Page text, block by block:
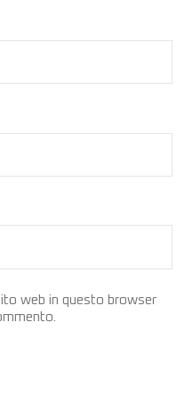
web in questo browser